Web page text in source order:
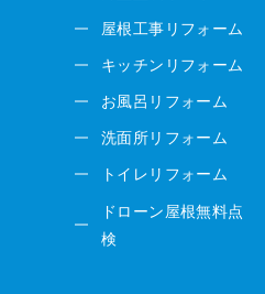
屋根工事リフォーム
キッチンリフォーム
お風呂リフォーム
洗面所リフォーム
トイレリフォーム
ドローン屋根無料点
検